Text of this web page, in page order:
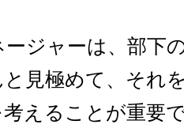
ジャーは、部下
見極めて、それ
えることが重要